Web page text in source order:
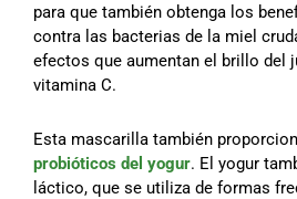
para que también obtenga los
contra las bacterias de la miel
efectos que aumentan el brillo del
vitamina C.
Esta mascarilla también
probióticos del yogur. El yogur
láctico, que se utiliza de formas